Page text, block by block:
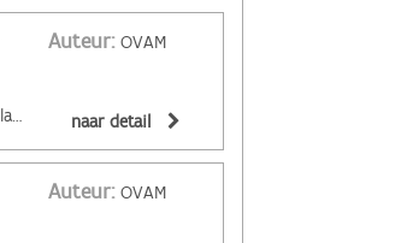
Auteur: OVAM
naar detail
Auteur: OVAM